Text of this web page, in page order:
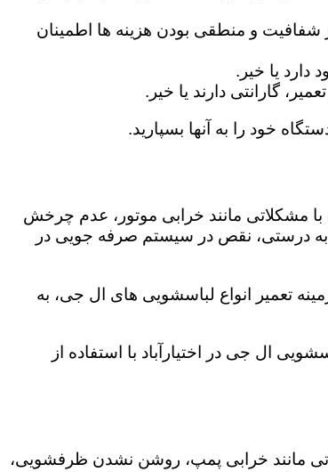
شفافیت و منطقی بودن هزینه ها اطمینان
یا خیر.
گارانتی دارند یا خیر.
خود را به آنها بسپارید.
مشکلاتی مانند خرابی موتور، عدم چرخش
درستی، نقص در سیستم صرفه جویی در
تعمیر انواع لباسشویی های ال جی، به
ال جی در اختیارآباد با استفاده از
مانند خرابی پمپ، روشن نشدن ظرفشویی،